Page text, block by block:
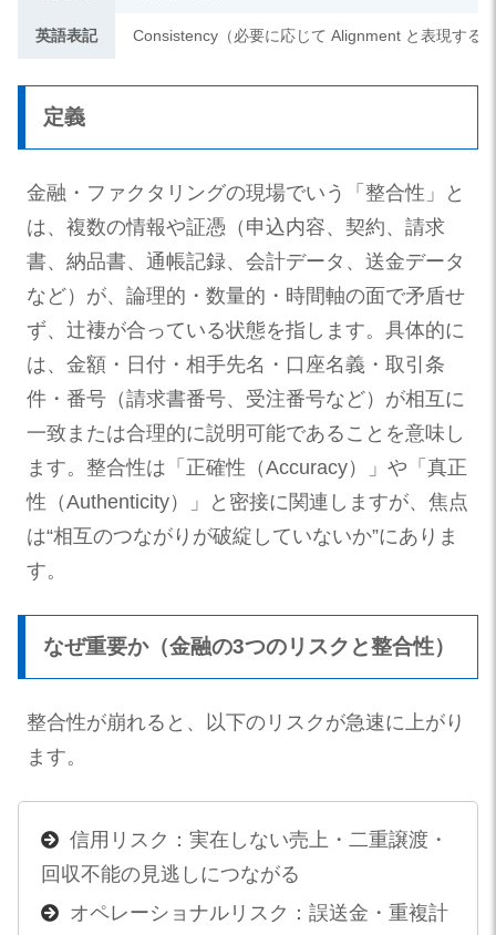
英語表記 Consistency（必要に応じて Alignment と表現する
定義
金融・ファクタリングの現場でいう「整合性」と
は、複数の情報や証憑（申込内容、契約、請求
書、納品書、通帳記録、会計データ、送金データ
など）が、論理的・数量的・時間軸の面で矛盾せ
ず、辻褄が合っている状態を指します。具体的に
は、金額・日付・相手先名・口座名義・取引条
件・番号（請求書番号、受注番号など）が相互に
一致または合理的に説明可能であることを意味し
ます。整合性は「正確性（Accuracy）」や「真正
性（Authenticity）」と密接に関連しますが、焦点
は“相互のつながりが破綻していないか”にありま
す。
なぜ重要か（金融の3つのリスクと整合性）
整合性が崩れると、以下のリスクが急速に上がり
ます。
信用リスク：実在しない売上・二重譲渡・
回収不能の見逃しにつながる
オペレーショナルリスク：誤送金・重複計